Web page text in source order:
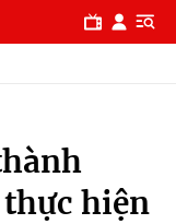
hiện